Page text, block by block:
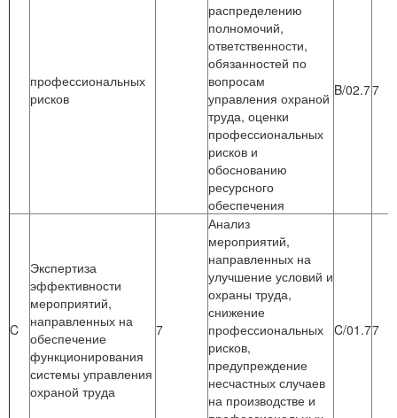
профессиональных
рисков
распределению
полномочий,
ответственности,
обязанностей по
вопросам
управления охраной
труда, оценки
профессиональных
рисков и
обоснованию
ресурсного
обеспечения
B/02.77
C
Экспертиза
эффективности
мероприятий,
направленных на
обеспечение
функционирования
системы управления
охраной труда
7
Анализ
мероприятий,
направленных на
улучшение условий и
охраны труда,
снижение
профессиональных
рисков,
предупреждение
несчастных случаев
на производстве и
C/01.77